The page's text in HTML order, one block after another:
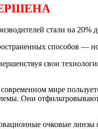
стали на 20%
способов —
свои
мире
Они
очковые